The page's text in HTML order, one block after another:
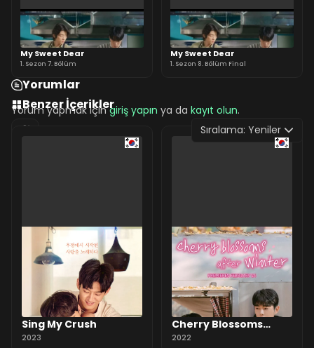
My Sweet Dear
1. Sezon 7. Bölüm
My Sweet Dear
1. Sezon 8. Bölüm Final
Yorumlar
Yorum yapmak içingiriş yapın ya da kayıt olun.
Sıralama: Yeniler
Benzer İçerikler
Sing My Crush
2023
Cherry Blossoms
After Winter
2022